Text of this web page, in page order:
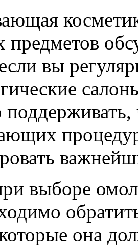
предметов
вы
выборе
она